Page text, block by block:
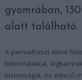
gyomrában,
alatt található.
A permaforszt eleve
betonfalakkal,
biztonságát. Az érkező